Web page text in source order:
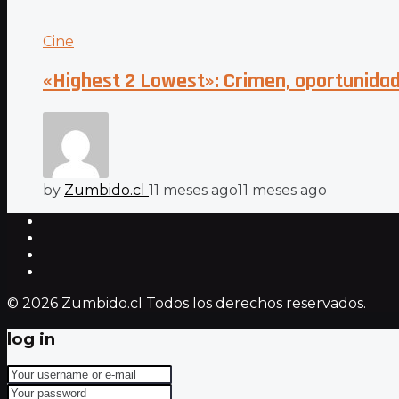
Cine
«Highest 2 Lowest»: Crimen,
by Zumbido.cl 11 meses ago11 meses ago
© 2026 Zumbido.cl Todos los derechos reservados.
log in